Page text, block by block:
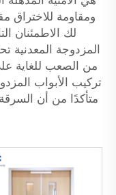
ومقاومة للاختراق
لك الاطمئنان
المزدوجة
من الصعب للغاية
متأكدًا من أن